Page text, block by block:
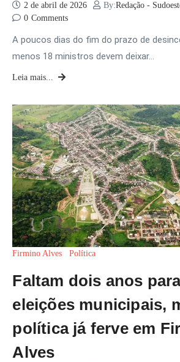
2 de abril de 2026 By:Redação -
0 Comments
A poucos dias do fim do prazo de
menos 18 ministros devem deixar…
Leia mais...
Firmino Alves Política
Faltam dois anos
eleições municipais,
política já ferve em
Alves